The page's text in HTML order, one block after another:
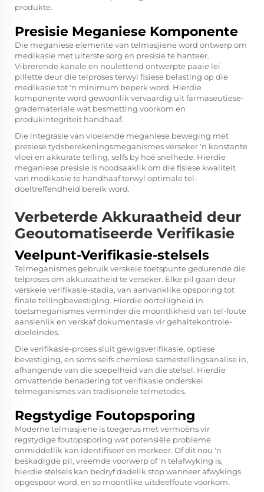
produkte.
Presisie Meganiese Komponente
Die meganiese elemente van telmasjiene word ontwerp om
medikasie met uiterste sorg en presisie te hanteer.
Vibrerende kanale en noulettend ontwerpte paaie lei
pillette deur die telproses terwyl fisiese belasting op die
medikasie tot 'n minimum beperk word. Hierdie
komponente word gewoonlik vervaardig uit farmaseutiese-
grademateriale wat besmetting voorkom en
produkintegriteit handhaaf.
Die integrasie van vloeiende meganiese beweging met
presiese tydsberekeningsmeganismes verseker 'n konstante
vloei en akkurate telling, selfs by hoë snelhede. Hierdie
meganiese presisie is noodsaaklik om die fisiese kwaliteit
van medikasie te handhaaf terwyl optimale tel-
doeltreffendheid bereik word.
Verbeterde Akkuraatheid deur
Geoutomatiseerde Verifikasie
Veelpunt-Verifikasie-stelsels
Telmeganismes gebruik verskeie toetspunte gedurende die
telproses om akkuraatheid te verseker. Elke pil gaan deur
verskeie verifikasie-stadia, van aanvanklike opsporing tot
finale tellingbevestiging. Hierdie oortolligheid in
toetsmeganismes verminder die moontlikheid van tel-foute
aansienlik en verskaf dokumentasie vir gehaltekontrole-
doeleindes.
Die verifikasie-proses sluit gewigsverifikasie, optiese
bevestiging, en soms selfs chemiese samestellingsanalise in,
afhangende van die soepelheid van die stelsel. Hierdie
omvattende benadering tot verifikasie onderskei
telmeganismes van tradisionele telmetodes.
Regstydige Foutopsporing
Moderne telmasjiene is toegerus met vermoëns vir
regstydige foutopsporing wat potensiële probleme
onmiddellik kan identifiseer en merkeer. Of dit nou 'n
beskadigde pil, vreemde voorwerp of 'n telafwyking is,
hierdie stelsels kan bedryf dadelik stop wanneer afwykings
opgespoor word, en so moontlike uitdeelfoute voorkom.